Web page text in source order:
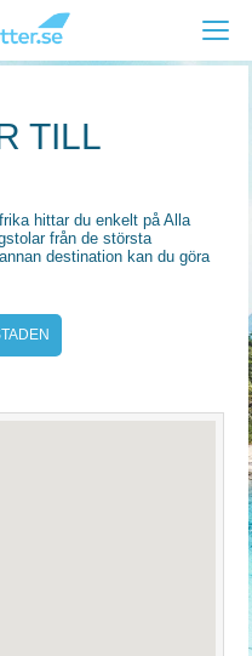
TILL
hittar du enkelt på Alla
från de största
destination kan du göra